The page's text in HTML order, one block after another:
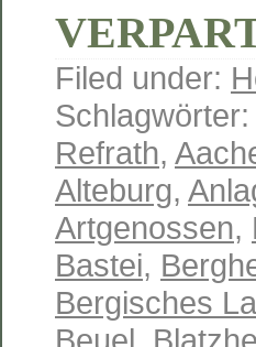
Filed under:
Schlagwörter:
Refrath,
Alteburg,
Artgenossen,
Bastei,
Bergisches
Beuel